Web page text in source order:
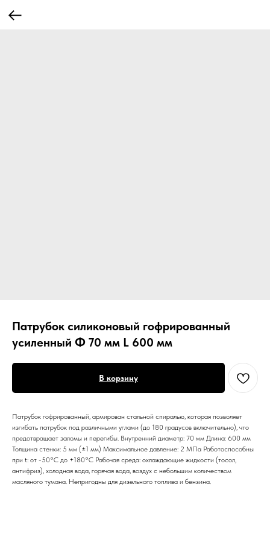
Патрубок силиконовый гофрированный
усиленный Ф 70 мм L 600 мм
В корзину
Патрубок гофрированный, армирован стальной спиралью, которая позволяет
изгибать патрубок под различными углами (до 180 градусов включительно), что
предотвращает заломы и перегибы. Внутренний диаметр: 70 мм Длина: 600 мм
Толщина стенки: 5 мм (±1 мм) Максимальное давление: 2 МПа Работоспособны
при t: от -50°С до +180°С Рабочая среда: охлаждающие жидкости (тосол,
антифриз), холодная вода, горячая вода, воздух с небольшим количеством
масляного тумана. Непригодны для дизельного топлива и бензина.